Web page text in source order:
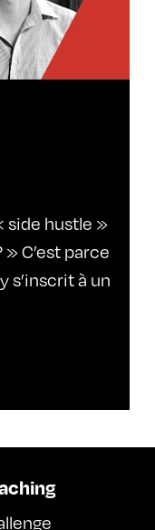
side hustle »
C’est parce
s’inscrit à un